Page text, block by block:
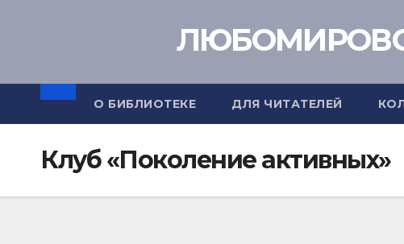
О БИБЛИОТЕКЕ ДЛЯ ЧИТАТЕЛЕЙ
Клуб «Поколение активных»